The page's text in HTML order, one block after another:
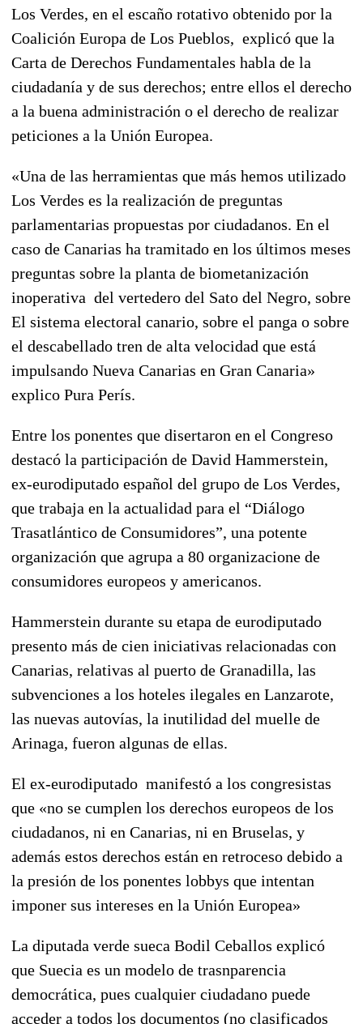
Los Verdes, en el escaño rotativo obtenido por la
Coalición Europa de Los Pueblos, explicó que la
Carta de Derechos Fundamentales habla de la
ciudadanía y de sus derechos; entre ellos el derecho
a la buena administración o el derecho de realizar
peticiones a la Unión Europea.
«Una de las herramientas que más hemos utilizado
Los Verdes es la realización de preguntas
parlamentarias propuestas por ciudadanos. En el
caso de Canarias ha tramitado en los últimos meses
preguntas sobre la planta de biometanización
inoperativa del vertedero del Sato del Negro, sobre
El sistema electoral canario, sobre el panga o sobre
el descabellado tren de alta velocidad que está
impulsando Nueva Canarias en Gran Canaria»
explico Pura Perís.
Entre los ponentes que disertaron en el Congreso
destacó la participación de David Hammerstein,
ex-eurodiputado español del grupo de Los Verdes,
que trabaja en la actualidad para el “Diálogo
Trasatlántico de Consumidores”, una potente
organización que agrupa a 80 organizacione de
consumidores europeos y americanos.
Hammerstein durante su etapa de eurodiputado
presento más de cien iniciativas relacionadas con
Canarias, relativas al puerto de Granadilla, las
subvenciones a los hoteles ilegales en Lanzarote,
las nuevas autovías, la inutilidad del muelle de
Arinaga, fueron algunas de ellas.
El ex-eurodiputado manifestó a los congresistas
que «no se cumplen los derechos europeos de los
ciudadanos, ni en Canarias, ni en Bruselas, y
además estos derechos están en retroceso debido a
la presión de los ponentes lobbys que intentan
imponer sus intereses en la Unión Europea»
La diputada verde sueca Bodil Ceballos explicó
que Suecia es un modelo de trasnparencia
democrática, pues cualquier ciudadano puede
acceder a todos los documentos (no clasificados